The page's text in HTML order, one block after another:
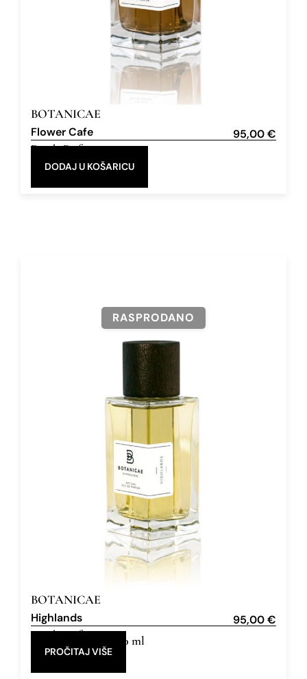
BOTANICAE
Flower Cafe 95,00€
Eau de Parfum
DODAJ U KOŠARICU
RASPRODANO
BOTANICAE
Highlands 95,00€
Eau de Parfum 100 ml
PROČITAJ VIŠE